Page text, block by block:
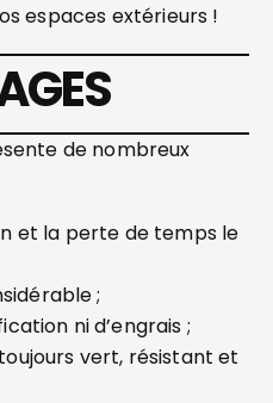
espaces extérieurs !
de nombreux
et la perte de temps le
;
ni d’engrais ;
vert, résistant et